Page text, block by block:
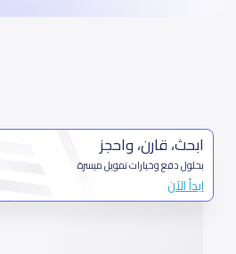
ابحث، قارن، واحجز
بحلول دفع وخيارات تمويل ميسرة
ابدأ الآن